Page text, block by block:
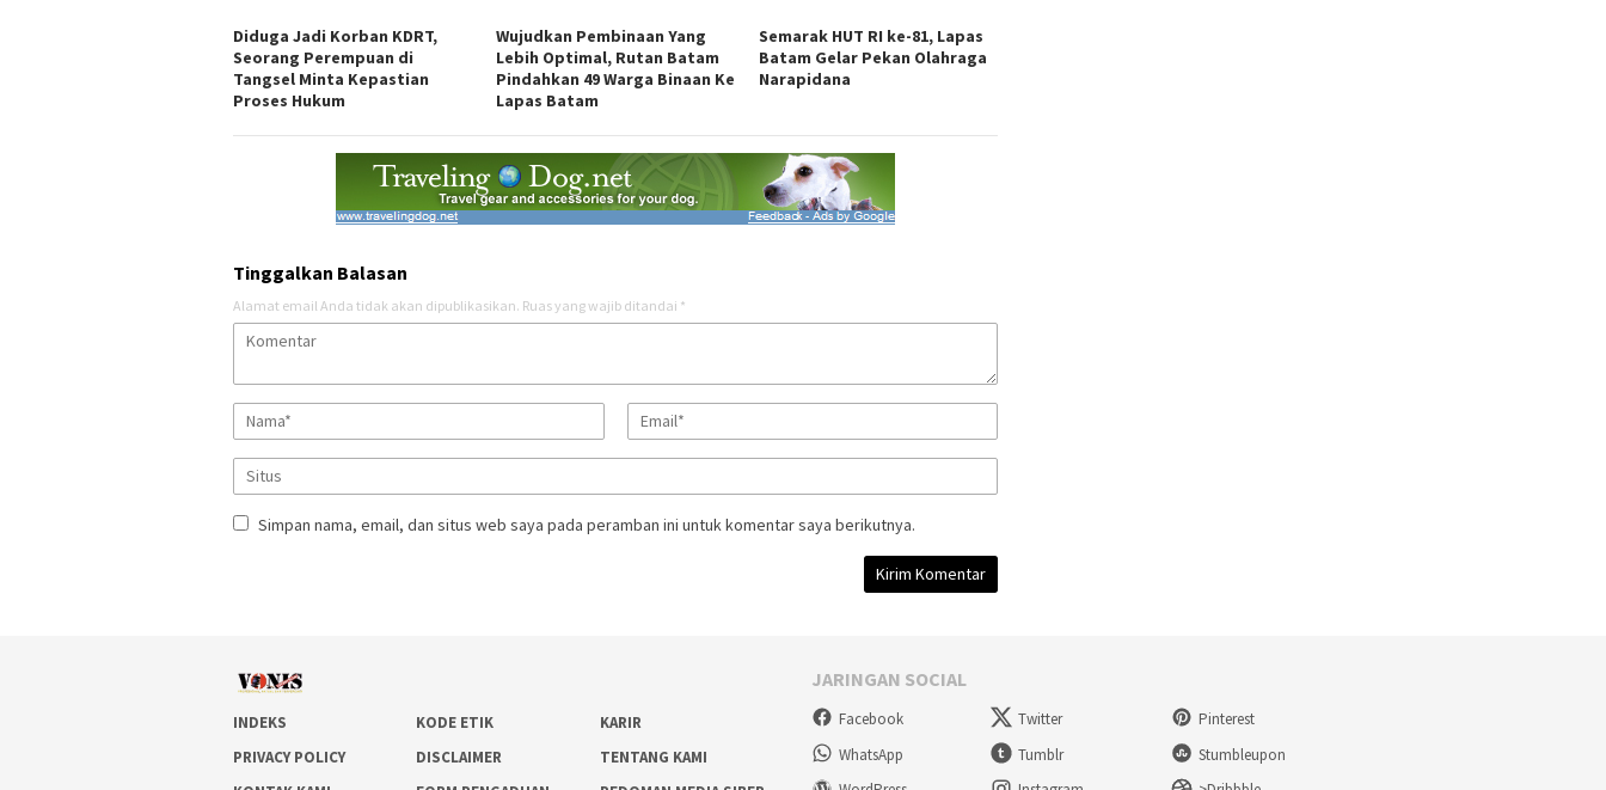
Diduga Jadi Korban KDRT,
Seorang Perempuan di
Tangsel Minta Kepastian
Proses Hukum
Wujudkan Pembinaan Yang
Lebih Optimal, Rutan Batam
Pindahkan 49 Warga Binaan Ke
Lapas Batam
Semarak HUT RI ke-81, Lapas
Batam Gelar Pekan Olahraga
Narapidana
Tinggalkan Balasan
Alamat email Anda tidak akan dipublikasikan. Ruas yang wajib ditandai *
Simpan nama, email, dan situs web saya pada peramban ini untuk komentar saya berikutnya.
INDEKS KODE ETIK
KARIR
PRIVACY POLICY
DISCLAIMER
TENTANG KAMI
JARINGAN SOCIAL
Facebook Twitter
Pinterest
WhatsApp
Tumblr
Stumbleupon